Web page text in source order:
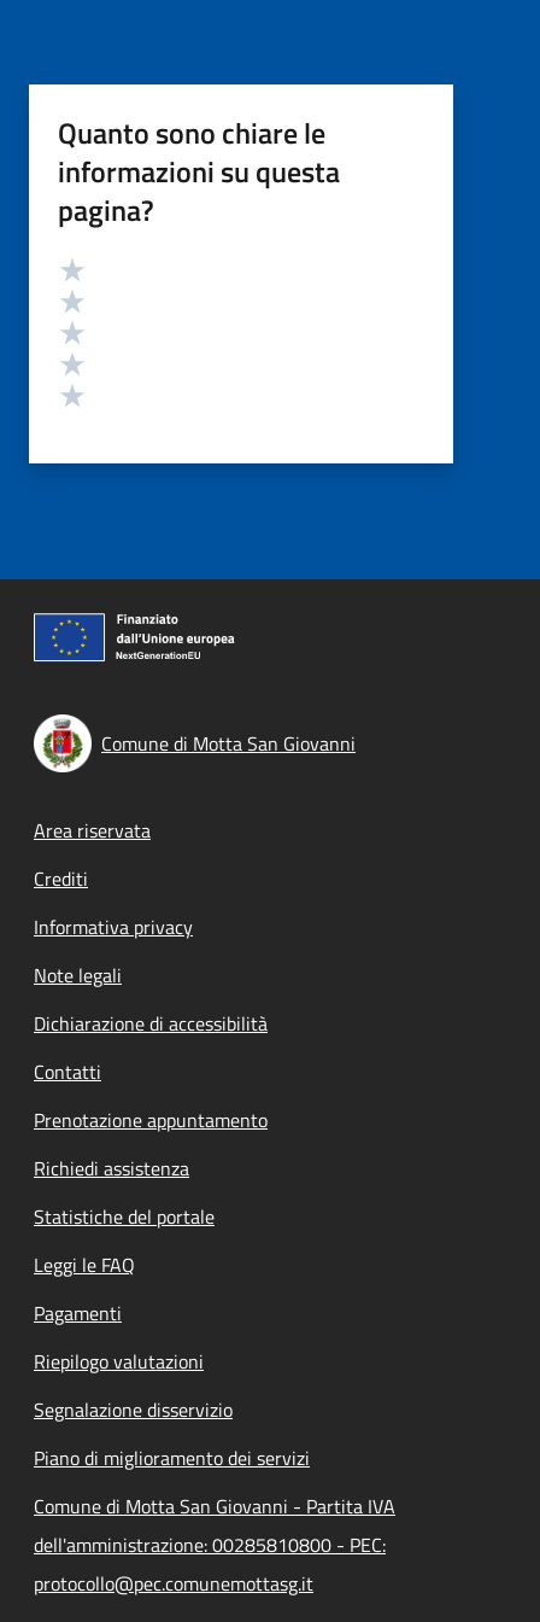
Quanto sono chiare le
informazioni su questa
pagina?
Valutazione
Comune di Motta San Giovanni
Footer menu
Area riservata
Crediti
Informativa privacy
Note legali
Dichiarazione di accessibilità
Contatti
Prenotazione appuntamento
Richiedi assistenza
Statistiche del portale
Leggi le FAQ
Pagamenti
Riepilogo valutazioni
Segnalazione disservizio
Piano di miglioramento dei servizi
Comune di Motta San Giovanni - Partita IVA
dell'amministrazione: 00285810800 - PEC:
protocollo@pec.comunemottasg.it